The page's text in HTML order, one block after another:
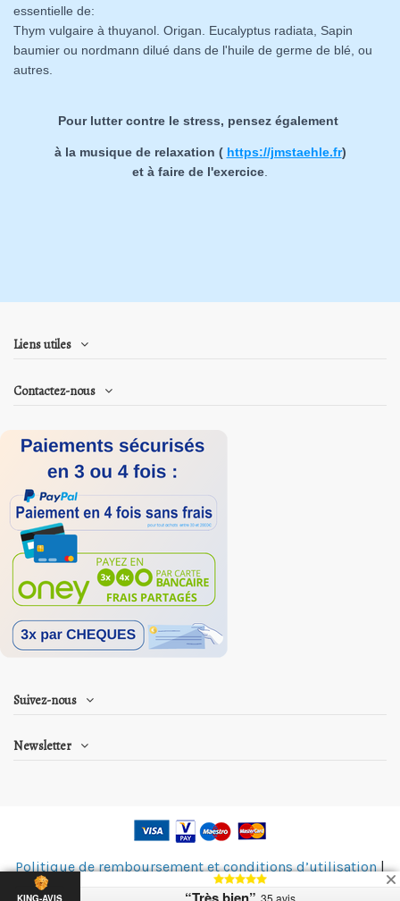
essentielle de:
Thym vulgaire à thuyanol. Origan. Eucalyptus radiata, Sapin
baumier ou nordmann dilué dans de l'huile de germe de blé, ou
autres.
Pour lutter contre le stress, pensez également
à la musique de relaxation ( https://jmstaehle.fr)
et à faire de l'exercice
Liens utiles
Contactez-nous
Suivez-nous
Newsletter
Politique de remboursement et conditions d’utilisation|
Politique de confidentialité
35 avis